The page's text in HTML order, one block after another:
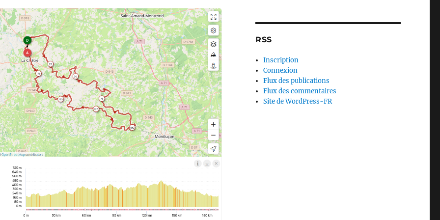
RSS
Inscription
Connexion
Flux des publications
Flux des commentaires
Site de WordPress-FR